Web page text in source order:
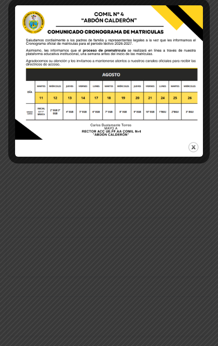
Save my name, email, and website in this browser
for the next time I comment.
POST COMMENT